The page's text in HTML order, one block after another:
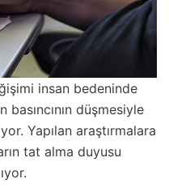
insan bedeninde
basıncının düşmesiyle
Yapılan araştırmalara
tat alma duyusu